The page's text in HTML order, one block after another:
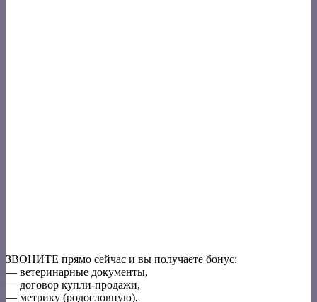
ЗВОНИТЕ прямо сейчас и вы получаете бонус:
— ветеринарные документы,
— договор купли-продажи,
— метрику (родословную),